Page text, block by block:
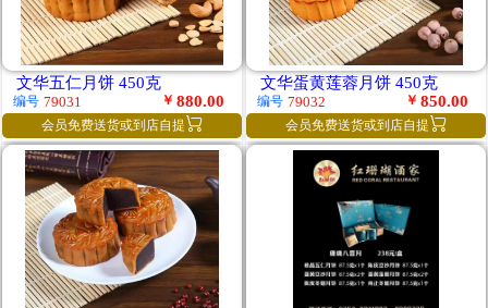
文华五仁月饼 450克
编号 79031 ￥ 880.00
会员免费送货或到店自提 
文华蛋黄莲蓉月饼 450克
编号 79032 ￥ 850.00
会员免费送货或到店自提 